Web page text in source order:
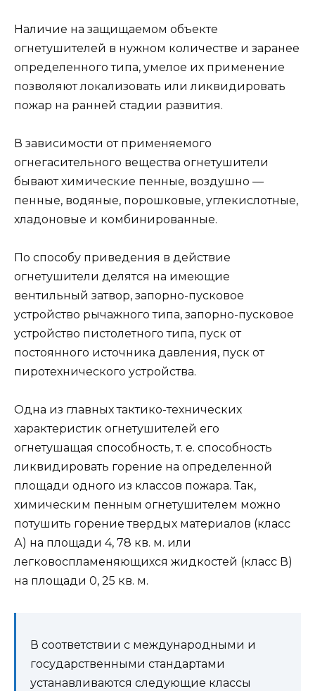
Наличие на защищаемом объекте
огнетушителей в нужном количестве и заранее
определенного типа, умелое их применение
позволяют локализовать или ликвидировать
пожар на ранней стадии развития.
В зависимости от применяемого
огнегасительного вещества огнетушители
бывают химические пенные, воздушно —
пенные, водяные, порошковые, углекислотные,
хладоновые и комбинированные.
По способу приведения в действие
огнетушители делятся на имеющие
вентильный затвор, запорно-пусковое
устройство рычажного типа, запорно-пусковое
устройство пистолетного типа, пуск от
постоянного источника давления, пуск от
пиротехнического устройства.
Одна из главных тактико-технических
характеристик огнетушителей его
огнетушащая способность, т. е. способность
ликвидировать горение на определенной
площади одного из классов пожара. Так,
химическим пенным огнетушителем можно
потушить горение твердых материалов (класс
А) на площади 4, 78 кв. м. или
легковоспламеняющихся жидкостей (класс В)
на площади 0, 25 кв. м.
В соответствии с международными и
государственными стандартами
устанавливаются следующие классы